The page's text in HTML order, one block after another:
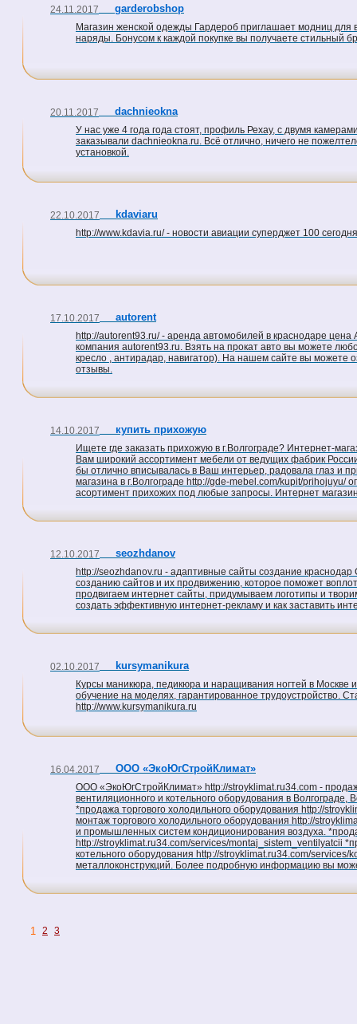
24.11.2017 garderobshop
Магазин женской одежды Гардероб приглашает модниц
наряды. Бонусом к каждой покупке вы получаете стильный
20.11.2017 dachnieokna
У нас уже 4 года года стоят, профиль Рехау, с двумя
заказывали dachnieokna.ru. Всё отлично, ничего не
установкой.
22.10.2017 kdaviaru
http://www.kdavia.ru/ - новости авиации суперджет 100 сегодня
17.10.2017 autorent
http://autorent93.ru/ - аренда автомобилей в краснодаре
компания autorent93.ru. Взять на прокат авто вы можете
кресло , антирадар, навигатор). На нашем сайте вы можете
отзывы.
14.10.2017 купить прихожую
Ищете где заказать прихожую в г.Волгограде? Интернет-
Вам широкий ассортимент мебели от ведущих фабрик
бы отлично вписывалась в Ваш интерьер, радовала глаз и
магазина в г.Волгограде http://gde-mebel.com/kupit/
асортимент прихожих под любые запросы. Интернет
12.10.2017 seozhdanov
http://seozhdanov.ru - адаптивные сайты создание
созданию сайтов и их продвижению, которое поможет
продвигаем интернет сайты, придумываем логотипы и
создать эффективную интернет-рекламу и как заставить
02.10.2017 kursymanikura
Курсы маникюра, педикюра и наращивания ногтей в Москве
обучение на моделях, гарантированное трудоустройство.
http://www.kursymanikura.ru
16.04.2017 ООО «ЭкоЮгСтройКлимат»
ООО «ЭкоЮгСтройКлимат» http://stroyklimat.ru34.com -
вентиляционного и котельного оборудования в
*продажа торгового холодильного оборудования http://
монтаж торгового холодильного оборудования http://
и промышленных систем кондиционирования воздуха.
http://stroyklimat.ru34.com/services/montaj_sistem_ventilyatcii
котельного оборудования http://stroyklimat.ru34.com/
металлоконструкций. Более подробную информацию вы
1 2 3